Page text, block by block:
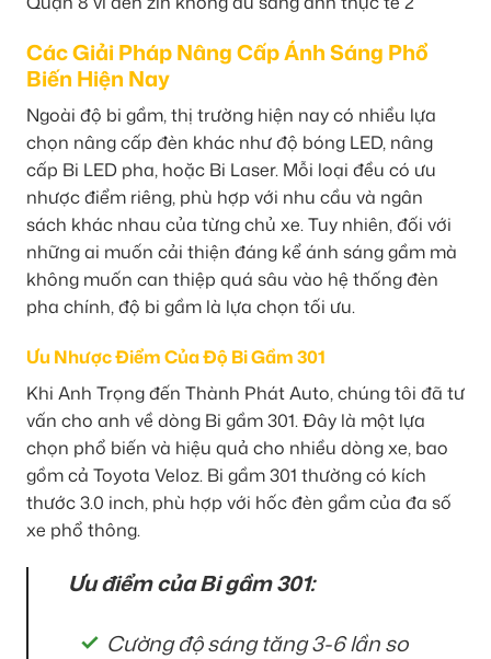
Các Giải Pháp Nâng Cấp Ánh Sáng Phổ
Biến Hiện Nay
Ngoài độ bi gầm, thị trường hiện nay có nhiều lựa
chọn nâng cấp đèn khác như độ bóng LED, nâng
cấp Bi LED pha, hoặc Bi Laser. Mỗi loại đều có ưu
nhược điểm riêng, phù hợp với nhu cầu và ngân
sách khác nhau của từng chủ xe. Tuy nhiên, đối với
những ai muốn cải thiện đáng kể ánh sáng gầm mà
không muốn can thiệp quá sâu vào hệ thống đèn
pha chính, độ bi gầm là lựa chọn tối ưu.
Ưu Nhược Điểm Của Độ Bi Gầm 301
Khi Anh Trọng đến Thành Phát Auto, chúng tôi đã tư
vấn cho anh về dòng Bi gầm 301. Đây là một lựa
chọn phổ biến và hiệu quả cho nhiều dòng xe, bao
gồm cả Toyota Veloz. Bi gầm 301 thường có kích
thước 3.0 inch, phù hợp với hốc đèn gầm của đa số
xe phổ thông.
Ưu điểm của Bi gầm 301:
Cường độ sáng tăng 3-6 lần so